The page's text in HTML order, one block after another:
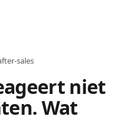
sales
niet
Wat